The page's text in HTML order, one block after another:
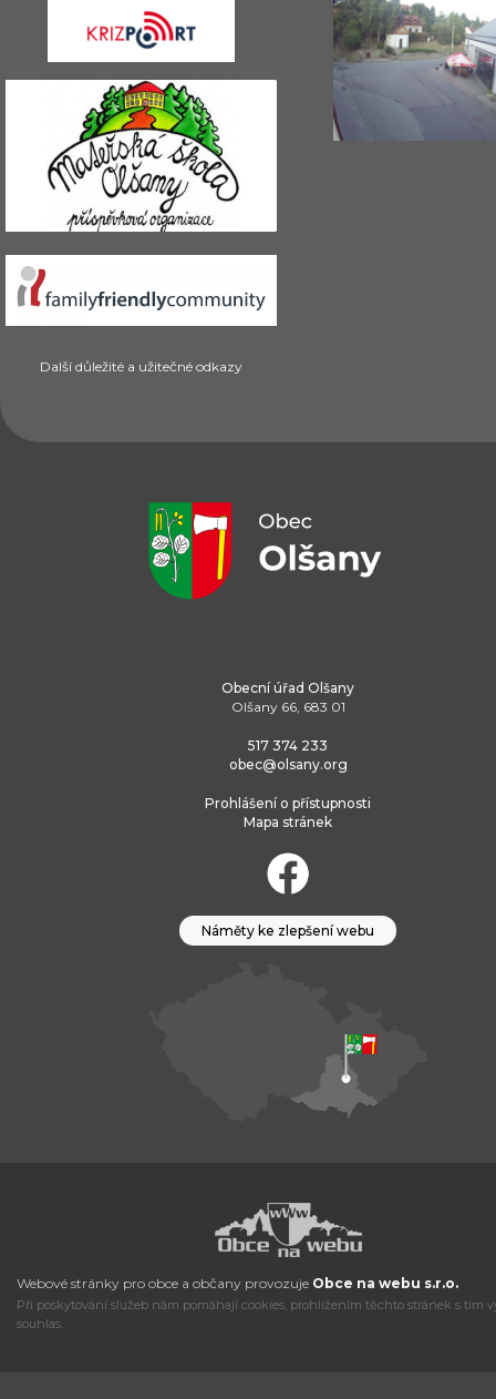
Další důležité a užitečné odkazy
Obecní úřad Olšany
Olšany 66, 683 01
517 374 233
obec@olsany.org
Prohlášení o přístupnosti
Mapa stránek
Náměty ke zlepšení webu
Webové stránky pro obce a občany provozuje Obce na webu s.r.o.
Při poskytování služeb nám pomáhají cookies, prohlížením těchto stránek s tím
souhlas.